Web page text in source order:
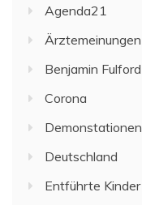
Agenda21
Ärztemeinungen
Benjamin Fulford
Corona
Demonstationen
Deutschland
Entführte Kinder